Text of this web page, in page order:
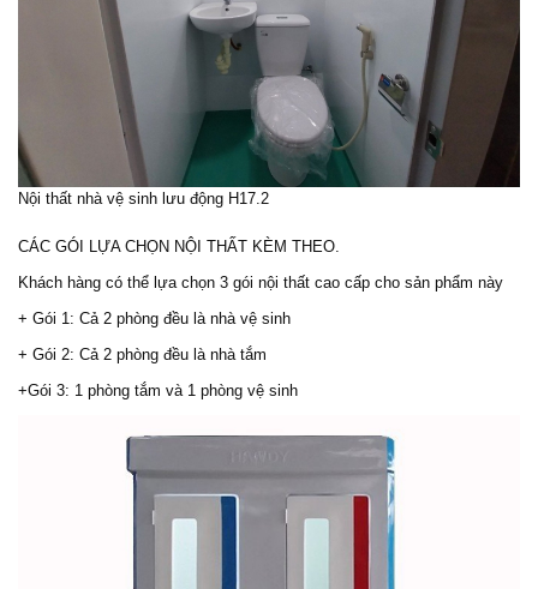
Nội thất nhà vệ sinh lưu động H17.2
CÁC GÓI LỰA CHỌN NỘI THẤT KÈM THEO.
Khách hàng có thể lựa chọn 3 gói nội thất cao cấp cho sản phẩm này
+ Gói 1: Cả 2 phòng đều là nhà vệ sinh
+ Gói 2: Cả 2 phòng đều là nhà tắm
+Gói 3: 1 phòng tắm và 1 phòng vệ sinh